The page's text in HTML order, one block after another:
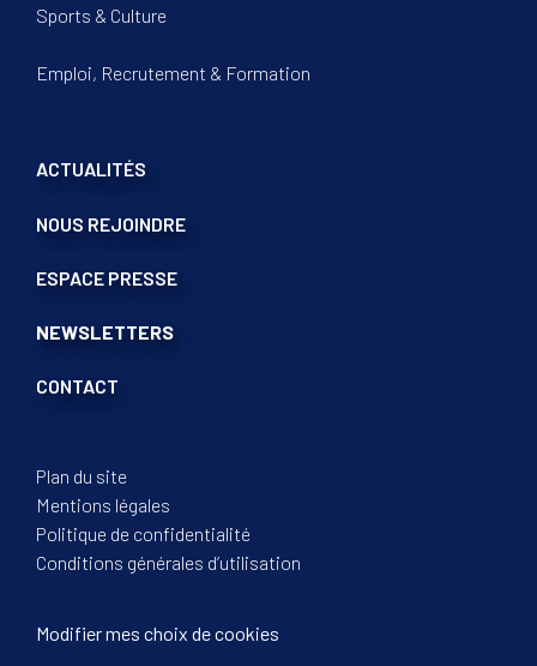
Sports & Culture
Emploi, Recrutement & Formation
ACTUALITÉS
NOUS REJOINDRE
ESPACE PRESSE
NEWSLETTERS
CONTACT
Plan du site
Mentions légales
Politique de confidentialité
Conditions générales d’utilisation
Modifier mes choix de cookies